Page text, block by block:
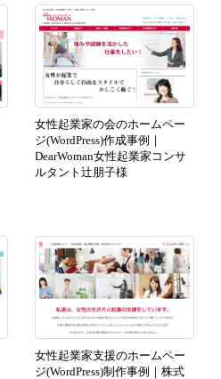
女性起業家の会のホームペー
ジ(WordPress)作成事例｜
DearWoman女性起業家コンサ
ルタント辻朋子様
女性起業家支援のホームペー
ジ(WordPress)制作事例｜株式